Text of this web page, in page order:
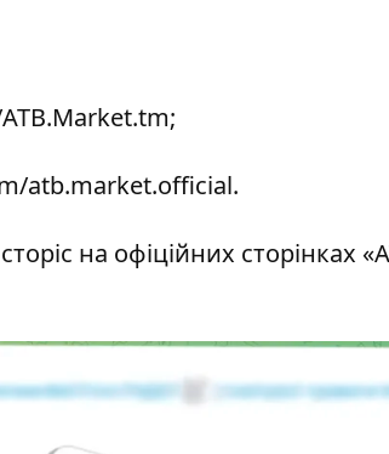
;
atb.market.official.
на офіційних сторінках